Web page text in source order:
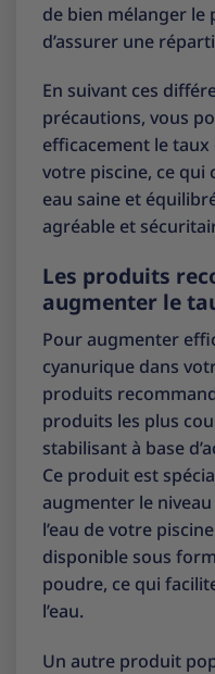
de bien mélanger le
d’assurer une
En suivant ces
précautions, vous
efficacement le taux
votre piscine, ce
eau saine et
agréable et
Les produits
augmenter le
Pour augmenter
cyanurique dans
produits
produits les plus
stabilisant à base
Ce produit est
augmenter le niveau
l’eau de votre
disponible sous
poudre, ce qui
l’eau.
Un autre produit